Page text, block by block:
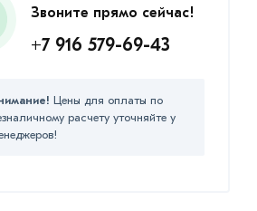
Звоните прямо сейчас!
+7 916 579-69-43
Цены для оплаты по
расчету уточняйте у